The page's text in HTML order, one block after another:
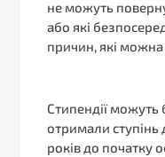
не можуть
або які
причин, які можна
Стипендії можуть
отримали ступінь
років до початку